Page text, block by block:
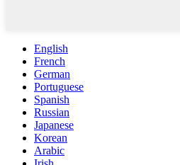
English
French
German
Portuguese
Spanish
Russian
Japanese
Korean
Arabic